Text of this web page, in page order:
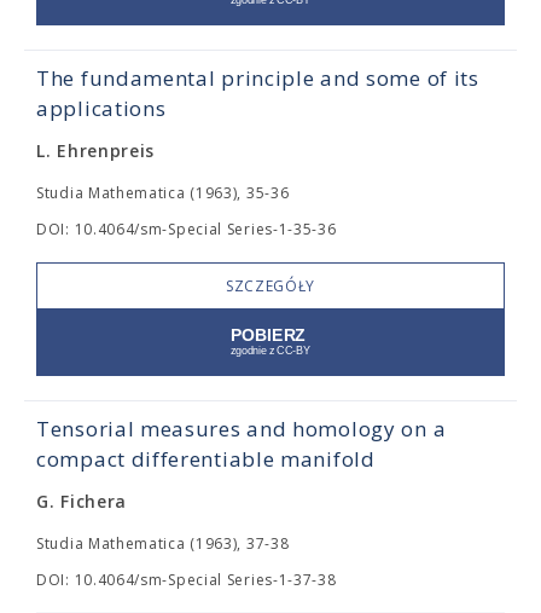
The fundamental principle and some of its
applications
L. Ehrenpreis
Studia Mathematica (1963), 35-36
DOI: 10.4064/sm-Special Series-1-35-36
SZCZEGÓŁY
Tensorial measures and homology on a
compact differentiable manifold
G. Fichera
Studia Mathematica (1963), 37-38
DOI: 10.4064/sm-Special Series-1-37-38